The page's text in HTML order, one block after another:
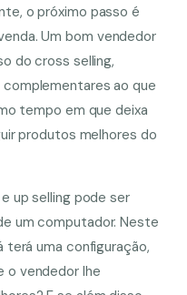
o próximo passo é
Um bom vendedor
do cross selling,
ao que
tempo em que deixa
produtos melhores do
up selling pode ser
um computador. Neste
uma configuração,
o vendedor lhe